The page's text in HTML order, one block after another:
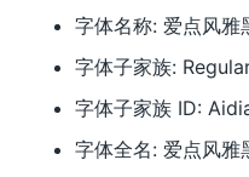
字体名称: 爱点风雅
字体子家族:
字体子家族 ID:
字体全名: 爱点风雅